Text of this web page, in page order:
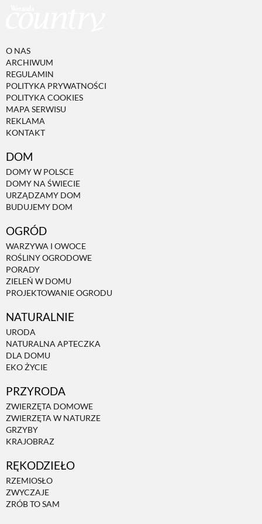
O NAS
ARCHIWUM
REGULAMIN
POLITYKA PRYWATNOŚCI
POLITYKA COOKIES
MAPA SERWISU
REKLAMA
KONTAKT
DOM
DOMY W POLSCE
DOMY NA ŚWIECIE
URZĄDZAMY DOM
BUDUJEMY DOM
OGRÓD
WARZYWA I OWOCE
ROŚLINY OGRODOWE
PORADY
ZIELEŃ W DOMU
PROJEKTOWANIE OGRODU
NATURALNIE
URODA
NATURALNA APTECZKA
DLA DOMU
EKO ŻYCIE
PRZYRODA
ZWIERZĘTA DOMOWE
ZWIERZĘTA W NATURZE
GRZYBY
KRAJOBRAZ
RĘKODZIEŁO
RZEMIOSŁO
ZWYCZAJE
ZRÓB TO SAM